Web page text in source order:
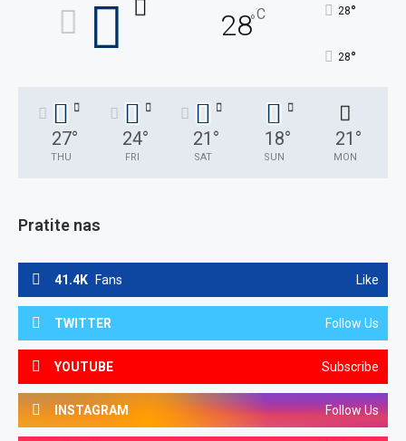
28°C 28°
28°
27°
THU
24°
FRI
21 °
SAT
18°
SUN
21 °
MON
Pratite nas
41.4K Fans Like
TWITTER Follow Us
YOUTUBE Subscribe
INSTAGRAM Follow Us